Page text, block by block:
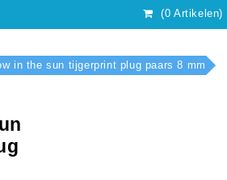
(0 Artikelen)
in the sun tijgerprint plug paars 8 mm